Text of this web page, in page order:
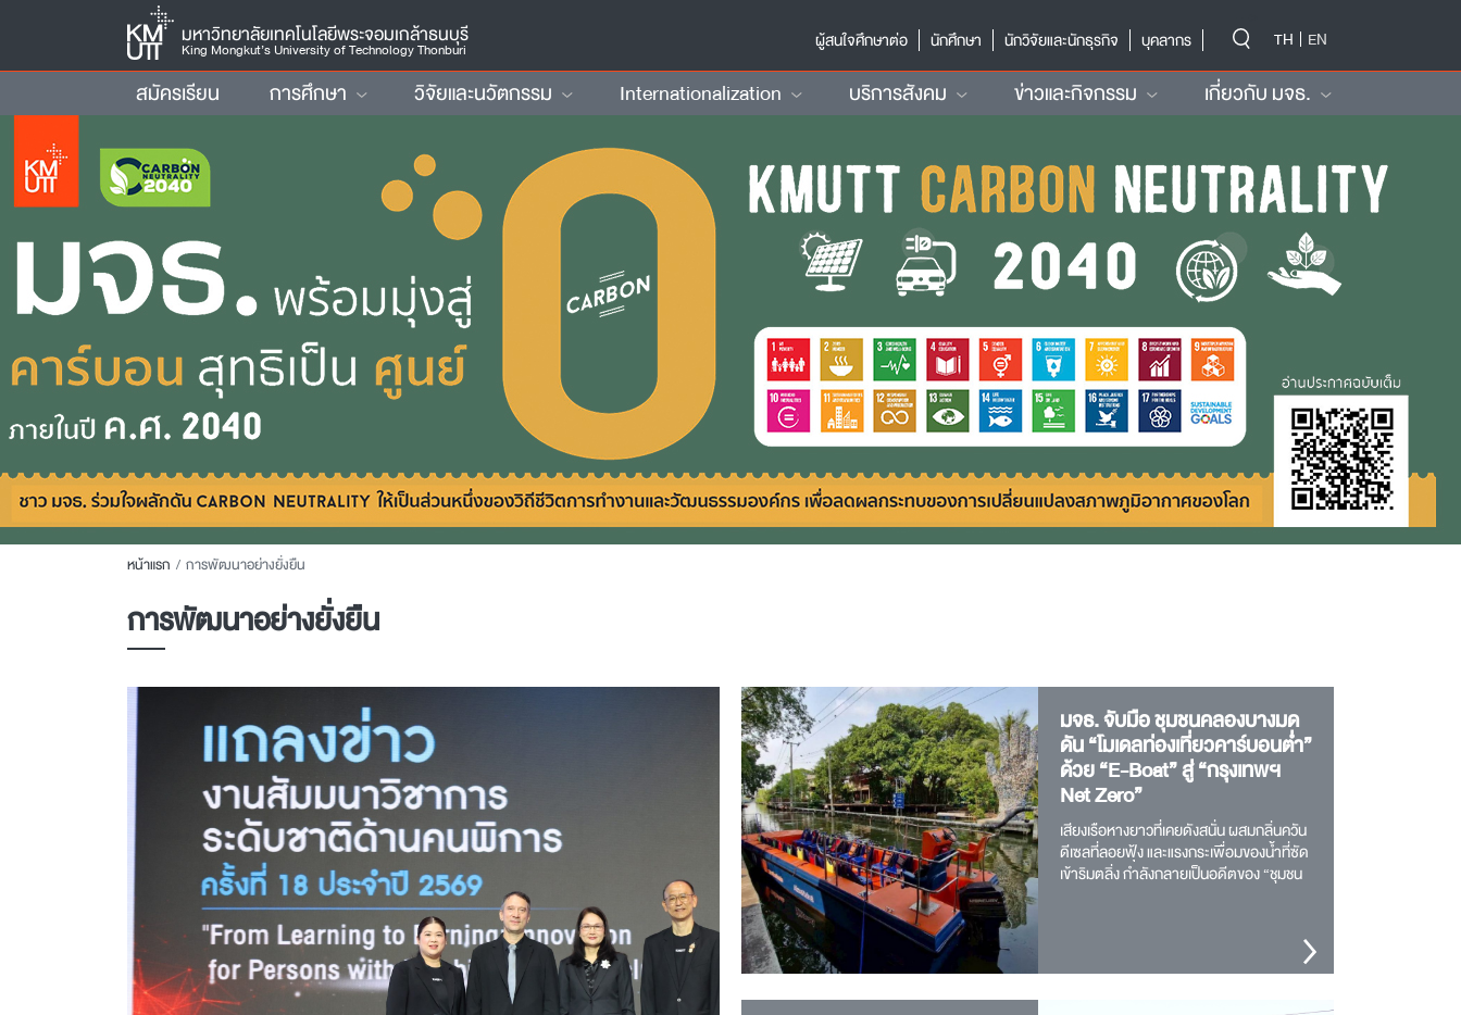
มหาวิทยาลัยเทคโนโลยีพระจอมเกล้าธนบุรี
King Mongkut’s University of Technology Thonburi
ผู้สนใจศึกษาต่อ
นักศึกษา นักวิจัยและนักธุรกิจ บุคลากร TH EN
สมัครเรียน การศึกษา วิจัยและนวัตกรรม Internationalization บริการสังคม ข่าวและกิจกรรม เกี่ยวกับ มจธ.
หน้าแรก การพัฒนาอย่างยั่งยืน
การพัฒนาอย่างยั่งยืน
มจธ. จับมือ ชุมชนคลองบางมด
ดัน “โมเดลท่องเที่ยวคาร์บอนต่ำ”
ด้วย “E-Boat” สู่ “กรุงเทพฯ
Net Zero”
เสียงเรือหางยาวที่เคยดังสนั่น ผสมกลิ่นควัน
ดีเซลที่ลอยฟุ้ง และแรงกระเพื่อมของน้ำที่ซัด
เข้าริมตลิ่ง กำลังกลายเป็นอดีตของ “ชุมชน